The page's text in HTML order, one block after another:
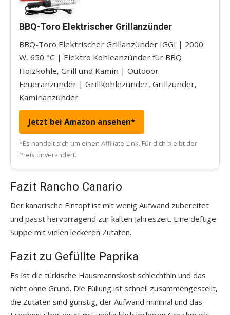
BBQ-Toro Elektrischer Grillanzünder
BBQ-Toro Elektrischer Grillanzünder IGGI | 2000
W, 650 °C | Elektro Kohleanzünder für BBQ
Holzkohle, Grill und Kamin | Outdoor
Feueranzünder | Grillkohlezünder, Grillzünder,
Kaminanzünder
Jetzt bei Amazon ansehen*
*Es handelt sich um einen Affiliate-Link. Für dich bleibt der
Preis unverändert.
Fazit Rancho Canario
Der kanarische Eintopf ist mit wenig Aufwand zubereitet
und passt hervorragend zur kalten Jahreszeit. Eine deftige
Suppe mit vielen leckeren Zutaten.
Fazit zu Gefüllte Paprika
Es ist die türkische Hausmannskost schlechthin und das
nicht ohne Grund. Die Füllung ist schnell zusammengestellt,
die Zutaten sind günstig, der Aufwand minimal und das